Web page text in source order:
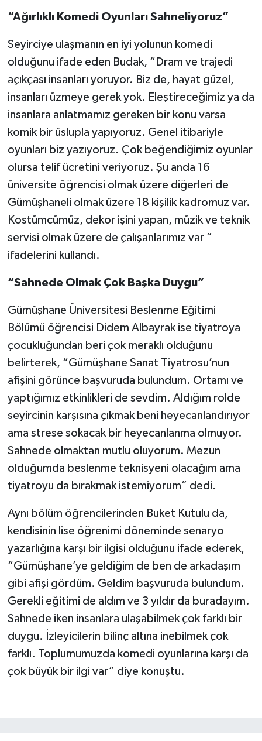
“Ağırlıklı Komedi Oyunları Sahneliyoruz”
Seyirciye ulaşmanın en iyi yolunun komedi
olduğunu ifade eden Budak, “Dram ve trajedi
açıkçası insanları yoruyor. Biz de, hayat güzel,
insanları üzmeye gerek yok. Eleştireceğimiz ya da
insanlara anlatmamız gereken bir konu varsa
komik bir üslupla yapıyoruz. Genel itibariyle
oyunları biz yazıyoruz. Çok beğendiğimiz oyunlar
olursa telif ücretini veriyoruz. Şu anda 16
üniversite öğrencisi olmak üzere diğerleri de
Gümüşhaneli olmak üzere 18 kişilik kadromuz var.
Kostümcümüz, dekor işini yapan, müzik ve teknik
servisi olmak üzere de çalışanlarımız var ”
ifadelerini kullandı.
“Sahnede Olmak Çok Başka Duygu”
Gümüşhane Üniversitesi Beslenme Eğitimi
Bölümü öğrencisi Didem Albayrak ise tiyatroya
çocukluğundan beri çok meraklı olduğunu
belirterek, “Gümüşhane Sanat Tiyatrosu’nun
afişini görünce başvuruda bulundum. Ortamı ve
yaptığımız etkinlikleri de sevdim. Aldığım rolde
seyircinin karşısına çıkmak beni heyecanlandırıyor
ama strese sokacak bir heyecanlanma olmuyor.
Sahnede olmaktan mutlu oluyorum. Mezun
olduğumda beslenme teknisyeni olacağım ama
tiyatroyu da bırakmak istemiyorum” dedi.
Aynı bölüm öğrencilerinden Buket Kutulu da,
kendisinin lise öğrenimi döneminde senaryo
yazarlığına karşı bir ilgisi olduğunu ifade ederek,
“Gümüşhane’ye geldiğim de ben de arkadaşım
gibi afişi gördüm. Geldim başvuruda bulundum.
Gerekli eğitimi de aldım ve 3 yıldır da buradayım.
Sahnede iken insanlara ulaşabilmek çok farklı bir
duygu. İzleyicilerin bilinç altına inebilmek çok
farklı. Toplumumuzda komedi oyunlarına karşı da
çok büyük bir ilgi var” diye konuştu.